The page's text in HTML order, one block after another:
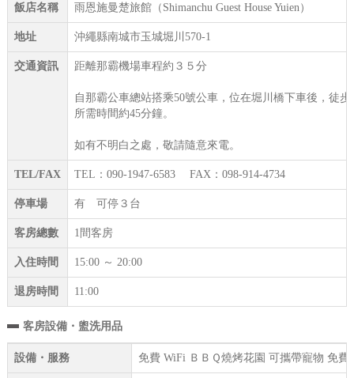
飯店名稱 雨恩施曼楚旅館（Shimanchu Guest House Yuien）
地址 沖繩縣南城市玉城堀川570-1
交通資訊 距離那霸機場車程約３５分
自那霸公車總站搭乘50號公車，位在堀川橋下車後，徒
所需時間約45分鐘。
如有不明白之處，敬請隨意來電。
TEL/FAX TEL：090-1947-6583 FAX：098-914-4734
停車場 有 可停３台
客房總數 1間客房
入住時間 15:00 ～ 20:00
退房時間 11:00
客房設備・盥洗用品
設備・服務 免費 WiFi ＢＢＱ燒烤花園 可攜帶寵物 免費